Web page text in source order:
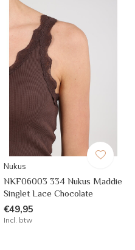
Nukus
NKF06003 334 Nukus Maddie
Singlet Lace Chocolate
€49,95
Incl. btw